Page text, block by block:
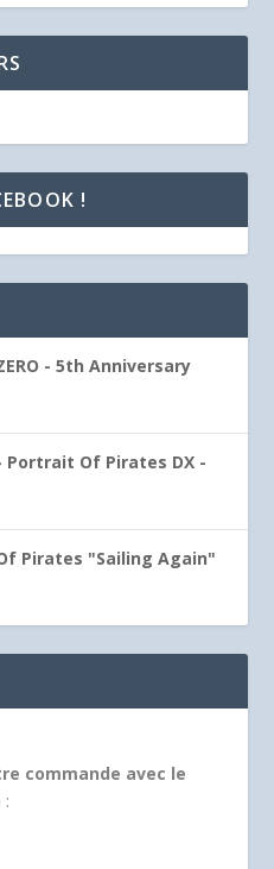
!
- 5th Anniversary
Portrait Of Pirates DX -
Pirates "Sailing Again"
commande avec le
: